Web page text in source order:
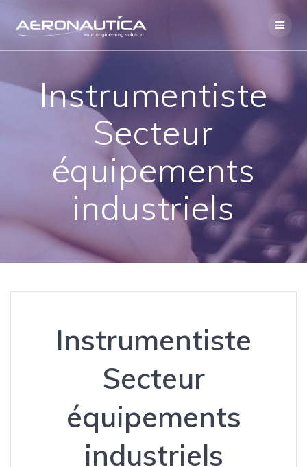
Instrumentiste
Secteur
équipements
industriels
Instrumentiste
Secteur
équipements
industriels